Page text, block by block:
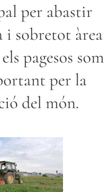
per abastir
i sobretot àrea
pagesos som
per la
del món.